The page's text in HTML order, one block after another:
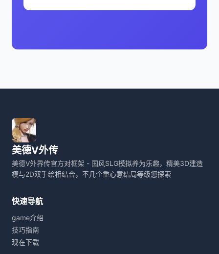
美德V外传
美德V外界传官方对框架 - 国风SLG模拟养为乐趣，精美3D建造
模与2D双手绘相结合，不几个重心意结局等级您探索
快速导航
game介绍
技巧指南
现在下载